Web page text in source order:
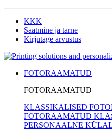
KKK
Saatmine ja tarne
Kirjutage arvustus
FOTORAAMATUD
FOTORAAMATUD
KLASSIKALISED
FOTORAAMATUD
PERSONAALNE